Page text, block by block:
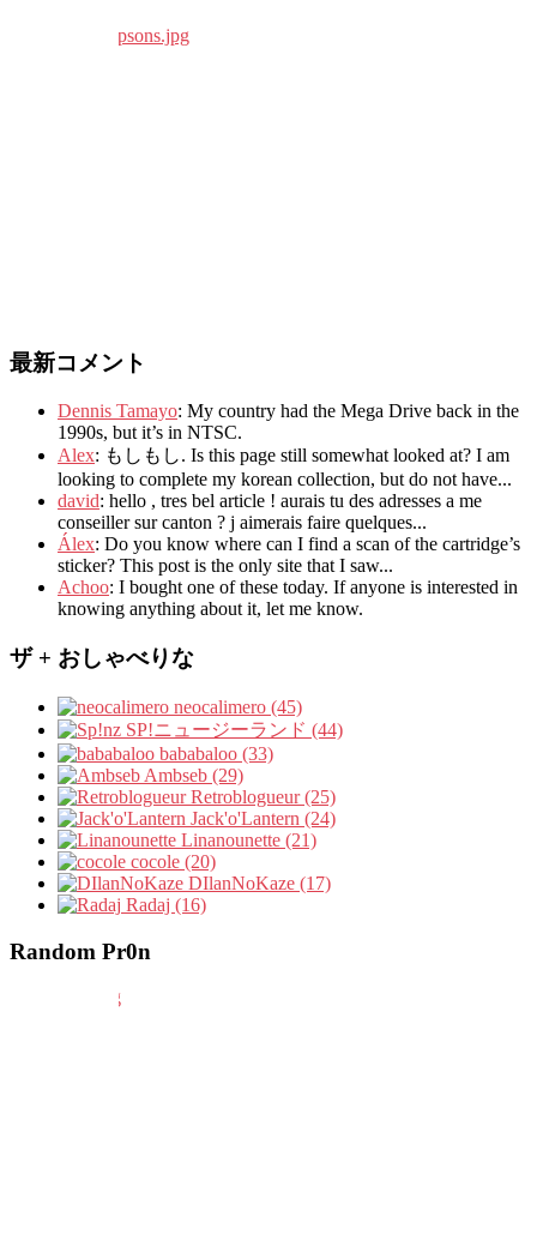
最新コメント
Dennis Tamayo: My country had the Mega Drive back in the
1990s, but it’s in NTSC.
Alex: もしもし. Is this page still somewhat looked at? I am
looking to complete my korean collection, but do not have...
david: hello , tres bel article ! aurais tu des adresses a me
conseiller sur canton ? j aimerais faire quelques...
Álex: Do you know where can I find a scan of the cartridge’s
sticker? This post is the only site that I saw...
Achoo: I bought one of these today. If anyone is interested in
knowing anything about it, let me know.
ザ + おしゃべりな
neocalimero (45)
SP!ニュージーランド (44)
bababaloo (33)
Ambseb (29)
Retroblogueur (25)
Jack'o'Lantern (24)
Linanounette (21)
cocole (20)
DIlanNoKaze (17)
Radaj (16)
Random Pr0n